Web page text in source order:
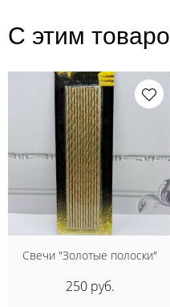
С этим
Свечи "Золотые полоски"
250 руб.